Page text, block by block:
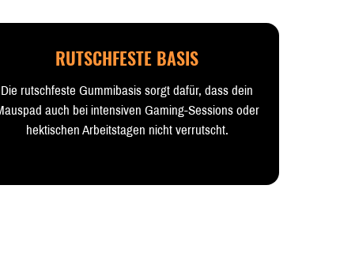
RUTSCHFESTE BASIS
Die rutschfeste Gummibasis sorgt dafür, dass dein
auch bei intensiven Gaming-Sessions oder
hektischen Arbeitstagen nicht verrutscht.